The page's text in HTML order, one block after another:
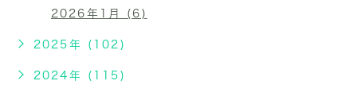
2026年1月 (6)
2025年 (102)
2024年 (115)